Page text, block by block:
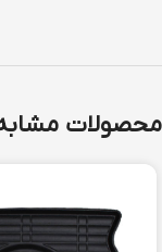
محصولات